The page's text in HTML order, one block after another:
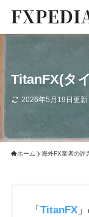
TitanFX(タ
2026年5月19日更新
ホーム 海外FX業者の評
「 TitanFX